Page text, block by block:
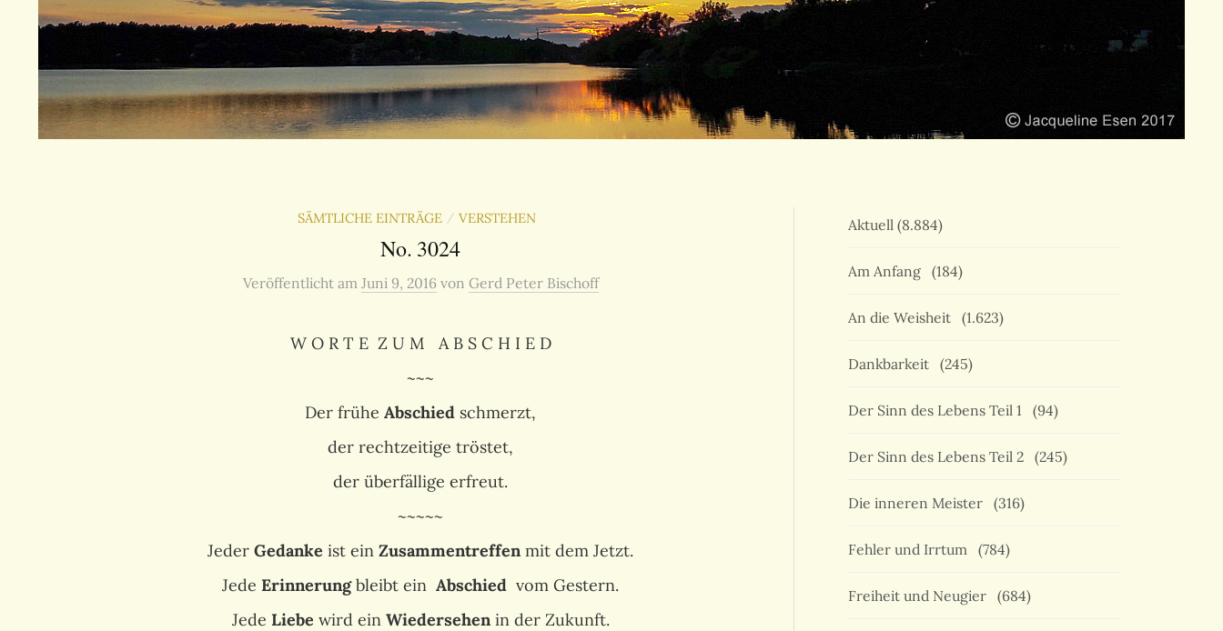
SÄMTLICHE EINTRÄGE / VERSTEHEN
No. 3024
Veröffentlicht am Juni 9, 2016 von Gerd Peter Bischoff
W O R T E Z U M A B S C H I E D
~~~
Der frühe Abschied schmerzt,
der rechtzeitige tröstet,
der überfällige erfreut.
~~~~~
Jeder Gedanke ist ein Zusammentreffen mit dem Jetzt.
Jede Erinnerungbleibt ein Abschied vom Gestern.
Jede Liebe wird ein Wiedersehenin der Zukunft.
Aktuell (8.884)
Am Anfang (184)
An die Weisheit (1.623)
Dankbarkeit (245)
Der Sinn des Lebens Teil 1 (94)
Der Sinn des Lebens Teil 2 (245)
Die inneren Meister (316)
Fehler und Irrtum (784)
Freiheit und Neugier (684)